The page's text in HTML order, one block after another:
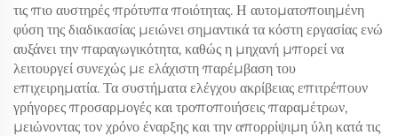
τις πιο αυστηρές πρότυπα ποιότητας. Η αυτοματοποιημένη
φύση της διαδικασίας μειώνει σημαντικά τα κόστη εργασίας ενώ
αυξάνει την παραγωγικότητα, καθώς η μηχανή μπορεί να
λειτουργεί συνεχώς με ελάχιστη παρέμβαση του
επιχειρηματία. Τα συστήματα ελέγχου ακρίβειας επιτρέπουν
γρήγορες προσαρμογές και τροποποιήσεις παραμέτρων,
μειώνοντας τον χρόνο έναρξης και την απορρίψιμη ύλη κατά τις